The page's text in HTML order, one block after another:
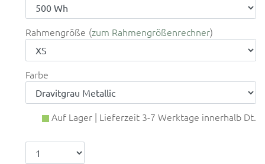
Rahmengröße zum Rahmengrößenrechner
Farbe
Auf Lager | Lieferzeit 3-7 Werktage innerhalb Dt.